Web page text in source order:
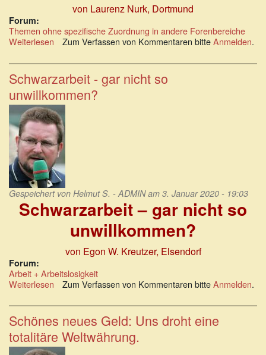
von Laurenz Nurk, Dortmund
Forum:
Themen ohne spezifische Zuordnung in andere Forenbereiche
Weiterlesen über
die
BAU
eigentlich
noch
was
auf
dem
Bau
abgeht?
Zum Verfassen von Kommentaren bitteAnmelden.
Schwarzarbeit - gar nicht so
unwillkommen?
Gespeichert von Helmut S. - ADMINam 3. Januar 2020 - 19:03
Schwarzarbeit – gar nicht so
unwillkommen?
von Egon W. Kreutzer, Elsendorf
Forum:
Arbeit + Arbeitslosigkeit
Weiterlesen über
-
gar
nicht
so
unwillkommen?
Zum Verfassen von Kommentaren bitteAnmelden.
Schönes neues Geld: Uns droht eine
totalitäre Weltwährung.